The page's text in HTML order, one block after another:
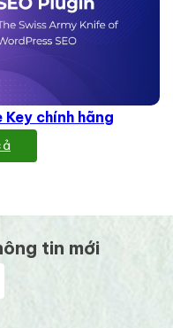
chính hãng
tin mới